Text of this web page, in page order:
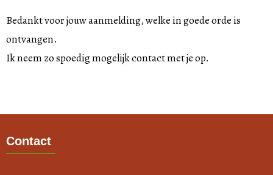
Bedankt voor jouw aanmelding, welke in goede orde is
ontvangen.
Ik neem zo spoedig mogelijk contact met je op.
Contact